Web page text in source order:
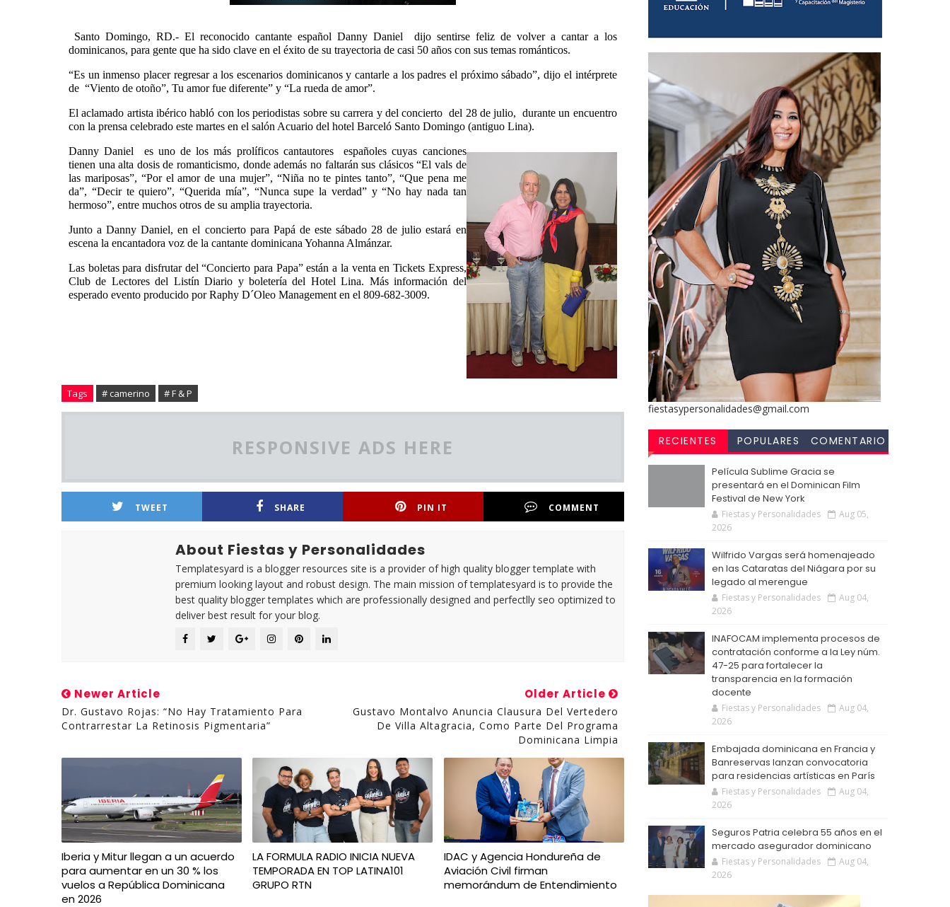
Santo Domingo, RD.- El reconocido cantante español Danny Daniel dijo sentirse feliz de volver a cantar a los
dominicanos, para gente que ha sido clave en el éxito de su trayectoria de casi 50 años con sus temas románticos.
“Es un inmenso placer regresar a los escenarios dominicanos y cantarle a los padres el próximo sábado”, dijo el intérprete
de “Viento de otoño”, Tu amor fue diferente” y “La rueda de amor”.
El aclamado artista ibérico habló con los periodistas sobre su carrera y del concierto del 28 de julio, durante un encuentro
con la prensa celebrado este martes en el salón Acuario del hotel Barceló Santo Domingo (antiguo Lina).
Danny Daniel es uno de los más prolíficos cantautores españoles cuyas canciones
tienen una alta dosis de romanticismo, donde además no faltarán sus clásicos “El vals de
las mariposas”, “Por el amor de una mujer”, “Niña no te pintes tanto”, “Que pena me
da”, “Decir te quiero”, “Querida mía”, “Nunca supe la verdad” y “No hay nada tan
hermoso”, entre muchos otros de su amplia trayectoria.
Junto a Danny Daniel, en el concierto para Papá de este sábado 28 de julio estará en
escena la encantadora voz de la cantante dominicana Yohanna Almánzar.
Las boletas para disfrutar del “Concierto para Papa” están a la venta en Tickets Express,
Club de Lectores del Listín Diario y boletería del Hotel Lina. Más información del
esperado evento producido por Raphy D´Oleo Management en el 809-682-3009.
Tags # camerino # F & P
RESPONSIVE ADS HERE
TWEET SHARE PIN IT COMMENT
About Fiestas y Personalidades
Templatesyard is a blogger resources site is a provider of high quality blogger template with
premium looking layout and robust design. The main mission of templatesyard is to provide the
best quality blogger templates which are professionally designed and perfectlly seo optimized to
deliver best result for your blog.
Newer Article
Dr. Gustavo Rojas: “No Hay Tratamiento Para
Contrarrestar La Retinosis Pigmentaria”
Older Article
Gustavo Montalvo Anuncia Clausura Del Vertedero
De Villa Altagracia, Como Parte Del Programa
Dominicana Limpia
Iberia y Mitur llegan a un acuerdo
para aumentar en un 30 % los
vuelos a República Dominicana
en 2026
LA FORMULA RADIO INICIA NUEVA
TEMPORADA EN TOP LATINA101
GRUPO RTN
IDAC y Agencia Hondureña de
Aviación Civil firman
memorándum de Entendimiento
fiestasypersonalidades@gmail.com
RECIENTES POPULARES
COMENTARIO
Película Sublime Gracia se
presentará en el Dominican Film
Festival de New York
Fiestas y Personalidades
Aug 05,
2026
Wilfrido Vargas será homenajeado
en las Cataratas del Niágara por su
legado al merengue
Fiestas y Personalidades
Aug 04,
2026
INAFOCAM implementa procesos de
contratación conforme a la Ley núm.
47-25 para fortalecer la
transparencia en la formación
docente
Fiestas y Personalidades
Aug 04,
2026
Embajada dominicana en Francia y
Banreservas lanzan convocatoria
para residencias artísticas en París
Fiestas y Personalidades
Aug 04,
2026
Seguros Patria celebra 55 años en el
mercado asegurador dominicano
Fiestas y Personalidades
Aug 04,
2026